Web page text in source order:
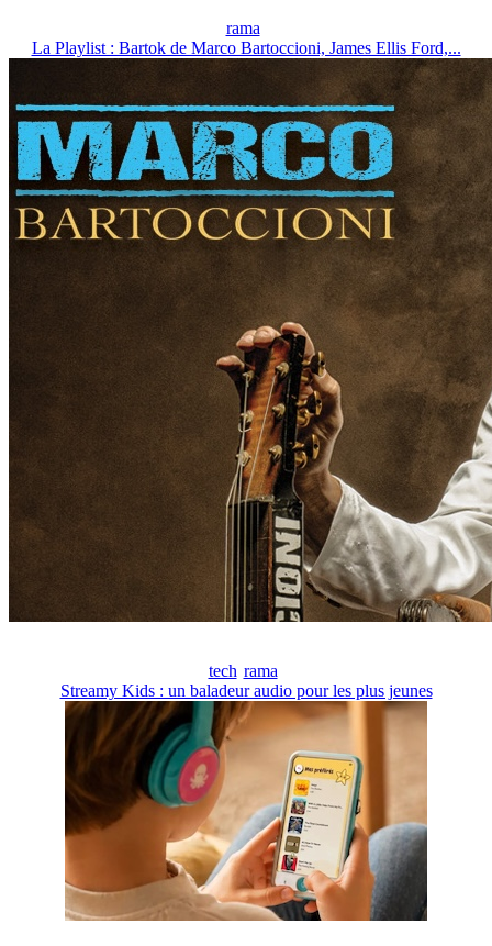
rama
La Playlist : Bartok de Marco Bartoccioni, James Ellis Ford,...
tech rama
Streamy Kids : un baladeur audio pour les plus jeunes